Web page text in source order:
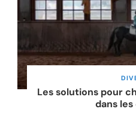
Les solutions pour
dans